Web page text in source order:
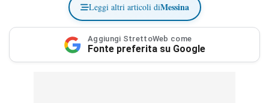
Leggi altri articoli diMessina
Aggiungi StrettoWeb come
Fonte preferita su Google